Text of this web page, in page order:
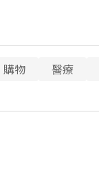
購物 醫療